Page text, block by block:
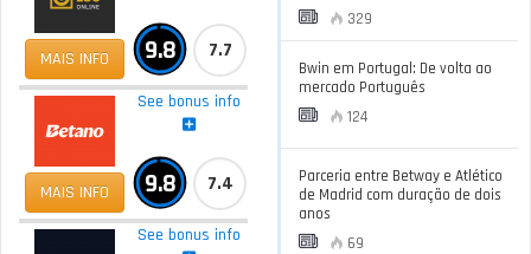
MAIS INFO 9.8 7.7
MAIS INFO
See bonus info
9.8 7.4
See bonus info
329
Bwin em Portugal: De volta ao
mercado Português
124
Parceria entre Betway e Atlético
de Madrid com duração de dois
anos
69